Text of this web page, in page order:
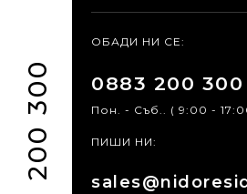
ОБАДИ НИ СЕ:
0883 200 300
Пон. - Съб.. ( 9:00 -
ПИШИ НИ: